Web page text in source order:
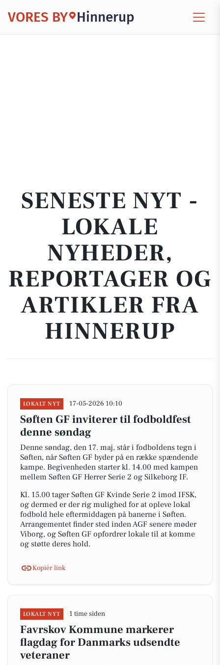
VORES BY Hinnerup
SENESTE NYT -
LOKALE
NYHEDER,
REPORTAGER OG
ARTIKLER FRA
HINNERUP
LOKALT NYT 17-05-2026 10:10
Søften GF inviterer til fodboldfest
denne søndag
Denne søndag, den 17. maj, står i fodboldens tegn i
Søften, når Søften GF byder på en række spændende
kampe. Begivenheden starter kl. 14.00 med kampen
mellem Søften GF Herrer Serie 2 og Silkeborg IF.
Kl. 15.00 tager Søften GF Kvinde Serie 2 imod IFSK,
og dermed er der rig mulighed for at opleve lokal
fodbold hele eftermiddagen på banerne i Søften.
Arrangementet finder sted inden AGF senere møder
Viborg, og Søften GF opfordrer lokale til at komme
og støtte deres hold.
Kopiér link
LOKALT NYT 1 time siden
Favrskov Kommune markerer
flagdag for Danmarks udsendte
veteraner